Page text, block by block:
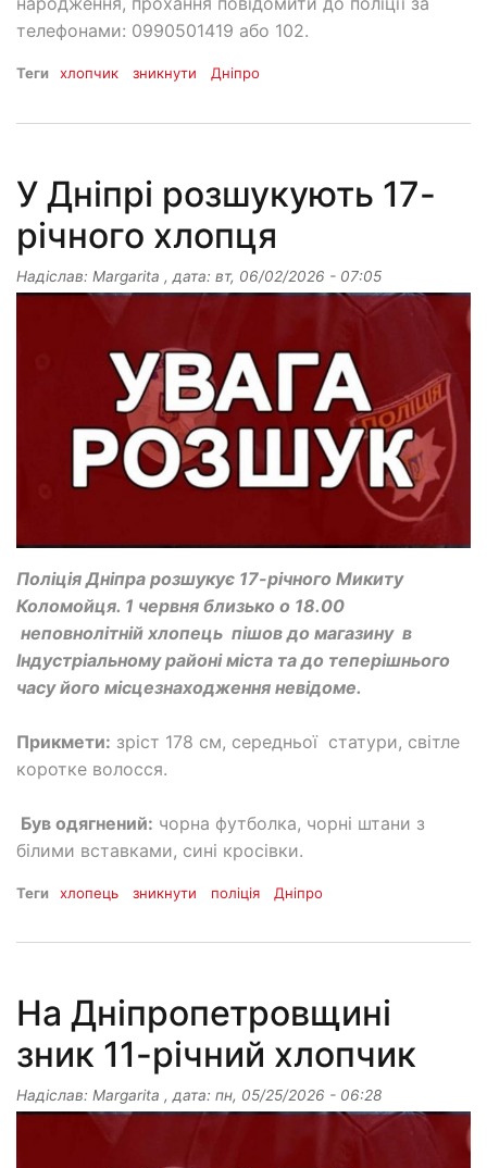
телефонами: 0990501419 або 102.
Теги хлопчик зникнути Дніпро
У Дніпрі розшукують 17-
річного хлопця
Надіслав: Margarita , дата: вт, 06/02/2026 - 07:05
Поліція Дніпра розшукує 17-річного Микиту
Коломойця. 1 червня близько о 18.00
неповнолітній хлопець пішов до магазину в
Індустріальному районі міста та до теперішнього
часу його місцезнаходження невідоме.
Прикмети: зріст 178 см, середньої статури, світле
коротке волосся.
Був одягнений: чорна футболка, чорні штани з
білими вставками, сині кросівки.
Теги хлопець зникнути поліція Дніпро
На Дніпропетровщині
зник 11-річний хлопчик
Надіслав: Margarita , дата: пн, 05/25/2026 - 06:28